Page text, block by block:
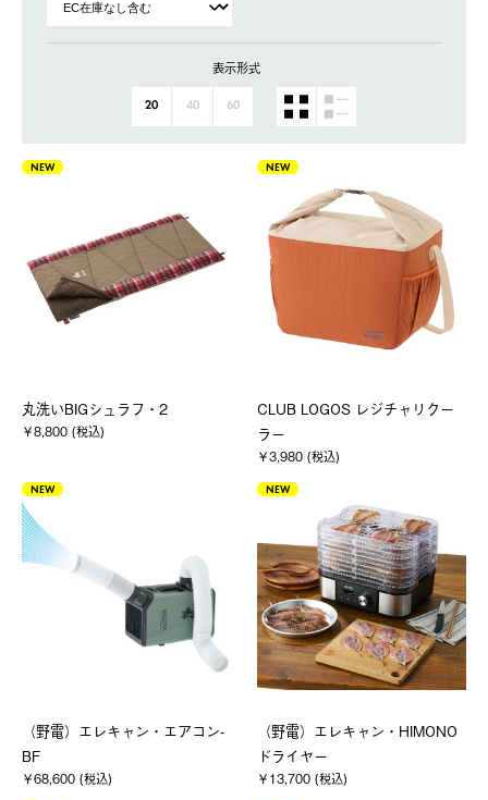
表示形式
20 40 60
NEW
丸洗いBIGシュラフ・2
￥8,800 (税込)
NEW
CLUB LOGOS レジチャリクー
ラー
￥3,980 (税込)
NEW
（野電）エレキャン・エアコン-
BF
￥68,600 (税込)
NEW
（野電）エレキャン・HIMONO
ドライヤー
￥13,700 (税込)